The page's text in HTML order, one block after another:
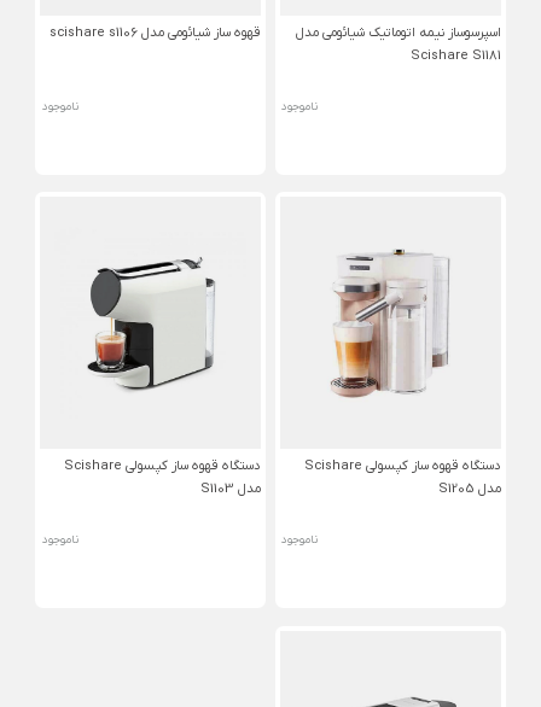
اسپرسوساز نیمه اتوماتیک شیائومی مدل
Scishare S1181
ناموجود
قهوه ساز شیائومی مدل scishare s1106
ناموجود
دستگاه قهوه ساز کپسولی Scishare
مدل S1205
ناموجود
دستگاه قهوه ساز کپسولی Scishare
مدل S1103
ناموجود